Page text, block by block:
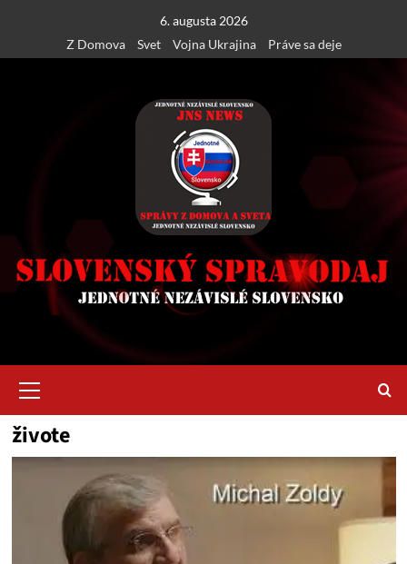
content
6. augusta 2026
Z Domova
Svet Vojna Ukrajina Práve sa deje
Menu
živote